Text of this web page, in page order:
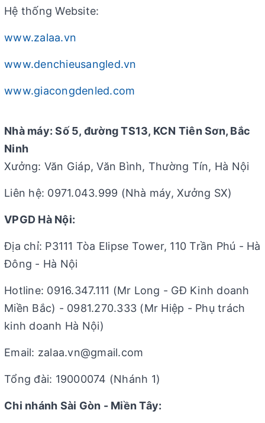
Hệ thống Website:
www.zalaa.vn
www.denchieusangled.vn
www.giacongdenled.com
Nhà máy: Số 5, đường TS13, KCN Tiên Sơn, Bắc
Ninh
Xưởng: Văn Giáp, Văn Bình, Thường Tín, Hà Nội
Liên hệ: 0971.043.999 (Nhà máy, Xưởng SX)
VPGD Hà Nội:
Địa chỉ: P3111 Tòa Elipse Tower, 110 Trần Phú - Hà
Đông - Hà Nội
Hotline: 0916.347.111 (Mr Long - GĐ Kinh doanh
Miền Bắc) - 0981.270.333 (Mr Hiệp - Phụ trách
kinh doanh Hà Nội)
Email: zalaa.vn@gmail.com
Tổng đài: 19000074 (Nhánh 1)
Chi nhánh Sài Gòn - Miền Tây: